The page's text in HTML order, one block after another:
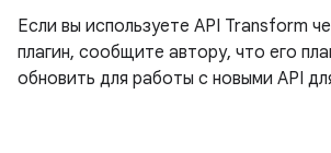
Если вы используете API Transform
плагин, сообщите автору, что его
обновить для работы с новыми API